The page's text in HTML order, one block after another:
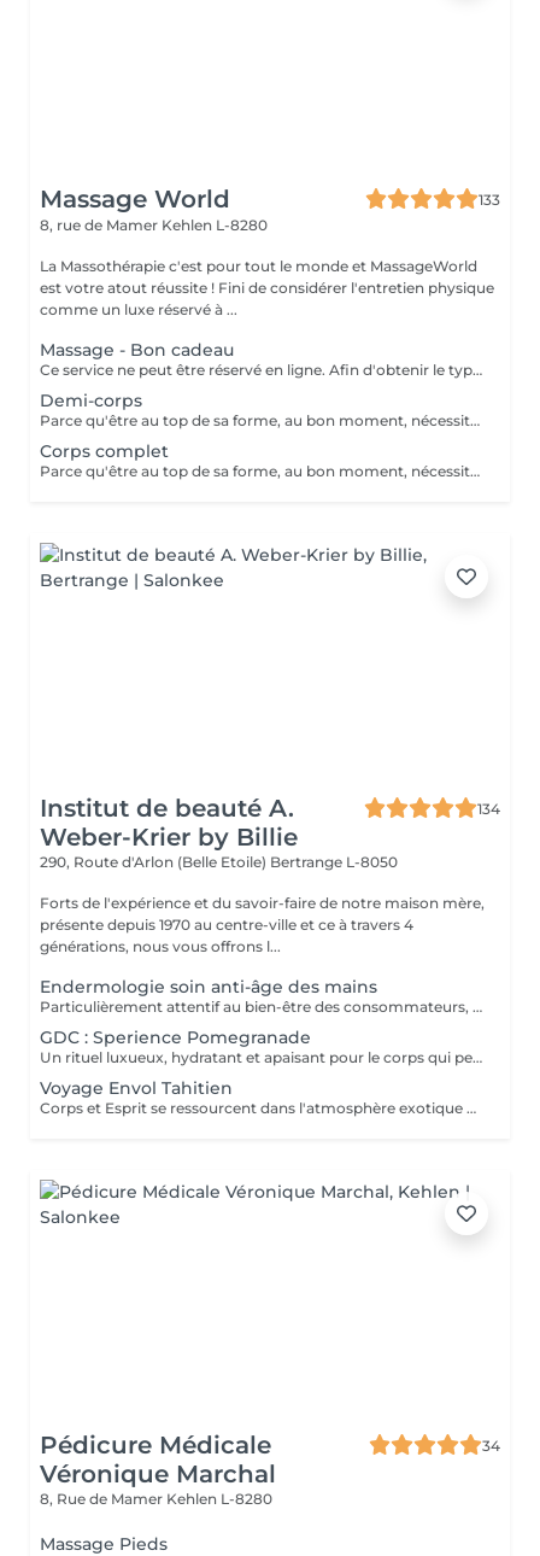
Massage World
133
8, rue de Mamer Kehlen L-8280
La Massothérapie c'est pour tout le monde et MassageWorld
est votre atout réussite ! Fini de considérer l'entretien physique
comme un luxe réservé à ...
Massage - Bon cadeau
Ce service ne peut être réservé en ligne. Afin d'obtenir le type de bon cadeau souhaité il vous suffit de nous contacter soit par téléphone, soit par e-mail. Nous conviendrons ensemble d'un type de massage désiré et votre bon cadeau sera à récupérer chez MassageWorld Kehlen ou envoyer par mail. Numéro de téléphone : +352 691 20 44 49 Adresse mail : contact@massageworld.lu
Demi-corps
Parce qu'être au top de sa forme, au bon moment, nécessite bien plus que de l'entrainement. Utilisé depuis de nombreuses années par les sportifs de haut niveau, le massage sportif est à présent à votre disposition. Avant l'effort, le massage prépare les muscles à performer tout en évitant les blessures. Après l'effort, il prévient les courbatures et détend la musculature, ce qui permet aux muscles de se relaxer pour mieux récupérer. Ce type de massage stimule le système lymphatique, la circulation sanguine et enlève les nuds musculaires. Le massage sportif est souvent demandé par les athlètes pour soulager ou prévenir des douleurs musculaires retardées, pour accélérer la guérison des blessures des tendons et des muscles, pour augmenter l'amplitude des mouvements ou le volumes des muscles, etc. Développé au départ pour traiter les blessures sportives et augmenter les performances des athlètes, tout le monde peut à présent bénéficier des bienfaits d'un tel massage. L'essayer, c'est l'adopter ! Il existe différents types de massages selon le sport pratiqué ou les douleurs ressenties. Le Massage sportif est donc adaptable selon les souhaits de chacun.
Corps complet
Parce qu'être au top de sa forme, au bon moment, nécessite bien plus que de l'entrainement. Utilisé depuis de nombreuses années par les sportifs de haut niveau, le massage sportif est à présent à votre disposition. Avant l'effort, le massage prépare les muscles à performer tout en évitant les blessures. Après l'effort, il prévient les courbatures et détend la musculature, ce qui permet aux muscles de se relaxer pour mieux récupérer. Ce type de massage stimule le système lymphatique, la circulation sanguine et enlève les nuds musculaires. Le massage sportif est souvent demandé par les athlètes pour soulager ou prévenir des douleurs musculaires retardées, pour accélérer la guérison des blessures des tendons et des muscles, pour augmenter l'amplitude des mouvements ou le volumes des muscles, etc. Développé au départ pour traiter les blessures sportives et augmenter les performances des athlètes, tout le monde peut à présent bénéficier des bienfaits d'un tel massage. L'essayer, c'est l'adopter ! Il existe différents types de massages selon le sport pratiqué ou les douleurs ressenties. Le Massage sportif est donc adaptable selon les souhaits de chacun.
Institut de beauté A.
Weber-Krier by Billie
134
290, Route d'Arlon (Belle Etoile) Bertrange L-8050
Forts de l'expérience et du savoir-faire de notre maison mère,
présente depuis 1970 au centre-ville et ce à travers 4
générations, nous vous offrons l...
Endermologie soin anti-âge des mains
Particulièrement attentif au bien-être des consommateurs, ce nouveau protocole exclusif LPG® est l'alliance de la technicité, qui s'appuie sur la technologie brevetée de l'appareil CelluM6 Alliance® et de la sensorialité pour une efficacité immédiate et durable sur le corps. Et ce, grâce à une succession de manoeuvres réalisées à la fois par la tête de soin Alliance®, l'application d'un masque et par les mains du praticien.
GDC : Sperience Pomegranade
Un rituel luxueux, hydratant et apaisant pour le corps qui peut être personnalisé en fonction des besoins de la peau. La ligne est basée sur la grenade, un ingrédient fantastique,apaisant et antioxydant. Le résultat ? Renouvellement cellulaire, vitalité et hydratation ! POMEGRANATE BODY SCRUB: Avec le gommage corporel à base de poudre et de crème, savourez un rituel d'exfoliation de tout le corps d'une durée de 45 minutes. POMEGRANATE BODY MASSAGE : Massage en position allongée puis en position couchée avec la crème de massage sensoriel. Ce rituel dure 45 minutes. POMEGRANATE BODY WRAP : L'enveloppement est appliqué par des mouvements doux et laissé reposer 20 minutes avant de faire pénétrer le produit par un massage. Le rituel dure 60 minutes. POMEGRANATE RED SERENITY : Un délicieux rituel de 90 minutes alliant le pouvoir des graines de grenade aux puissants effets hydratants de la crème. POMEGRANATE SWEET COCOON : Plongez dans le monde de la grenade Sperience pendant 90 minutes avec ce rituel complet comprenant gommage, massage et enveloppement.
Voyage Envol Tahitien
Corps et Esprit se ressourcent dans l'atmosphère exotique des trésors polynésiens, ces îles où la beauté, la générosité et la luxuriance ont un goût de paradis VISAGE Gommage visage à la perle noire et poudre de coco: La poudre de perle noire régénèrante a action anti-rides, le parfum de Nénuphar et de coco feront de cette caresse un moment de luxe et de bienfaits. Complexe de modelage au lait de coco: Réhydrate et calme les épidermes les plus fragilisés dans un voile de douceur. CORPS Gommage corps à la poudre de coco: exfolie en douceur les épidermes les plus sensibles, délicate senteur de vanille des iles. Huile de massage tonifiante au karité: Huile de tournesol à la propriété d'amélioration de la posture, Huile de pépins de raisin connue pour ses vertus régénérantes restructurantes et anti-âge, Du beurre de karité utilisé en Afrique depuis des millénaires. On raconte ainsi que la reine Néfertiti lui devait sa grande beauté car ce beurre renferme d'extraordinaires vertus réparatrices de la peau, huiles essentielles de menthe poivrée, huiles essentielles de cyprès. Cette huile au parfum tonique éveillera vos sens. Massage manuel relax ou aux coquillages Tia Iri « la pensée Roo ».
Pédicure Médicale
Véronique Marchal
34
8, Rue de Mamer Kehlen L-8280
Massage Pieds